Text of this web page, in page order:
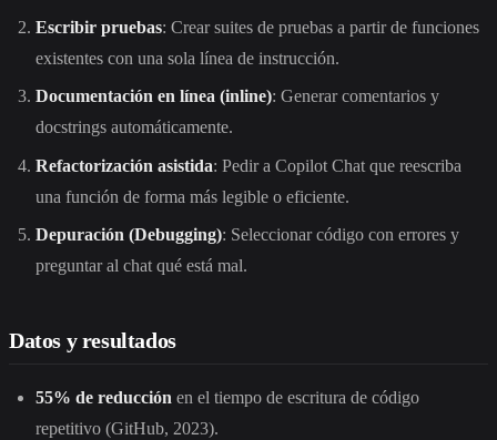
Escribir pruebas: Crear suites de pruebas a partir de funciones
existentes con una sola línea de instrucción.
Documentación en línea (inline): Generar comentarios y
docstrings automáticamente.
Refactorización asistida: Pedir a Copilot Chat que reescriba
una función de forma más legible o eficiente.
Depuración (Debugging): Seleccionar código con errores y
preguntar al chat qué está mal.
Datos y resultados
55% de reducción en el tiempo de escritura de código
repetitivo (GitHub, 2023).